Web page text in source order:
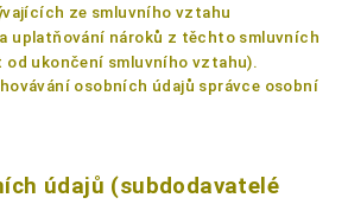
ze smluvního vztahu
a uplatňování nároků z těchto smluvních
od ukončení smluvního vztahu).
osobních údajů správce osobní
údajů (subdodavatelé